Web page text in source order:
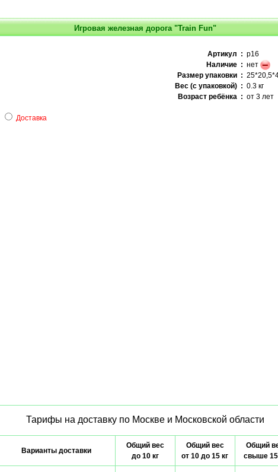
Игровая железная дорога "Train Fun"
Артикул : p16
Наличие : нет
Размер упаковки :
Вес (с упаковкой) : 0.3 кг
Возраст ребёнка : от 3 лет
Доставка
Тарифы на доставку по Москве и Московской области
Варианты доставки
Общий вес
до 10 кг
Общий вес
от 10 до 15 кг
Общий
свыше 15